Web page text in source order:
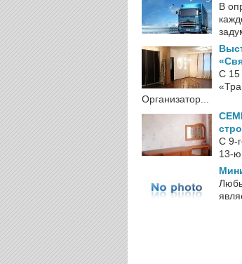
В
С 15
Организатор...
С 9-
13-ю